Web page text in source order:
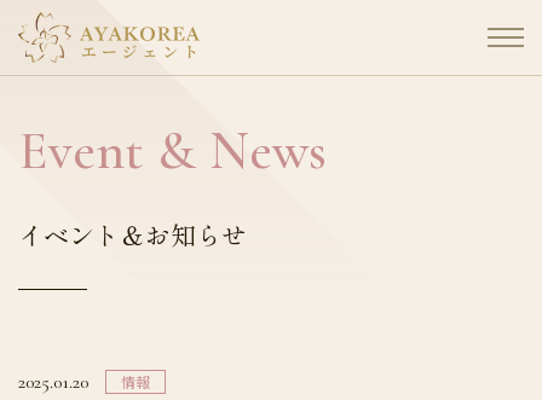
テ
Event & News
イベント＆お知らせ
2025.01.20 情報